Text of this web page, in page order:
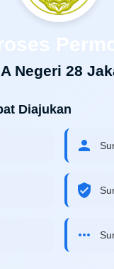
Negeri 28
Diajukan
person
verified_user
more_horiz